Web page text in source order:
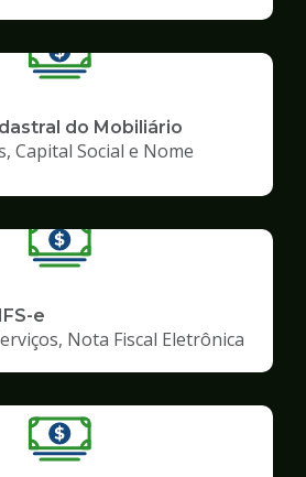
do Mobiliário
Capital Social e Nome
e
Nota Fiscal Eletrônica